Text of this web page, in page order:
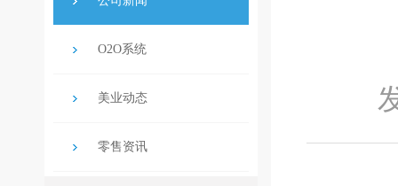
O2O系统
美业动态
零售资讯